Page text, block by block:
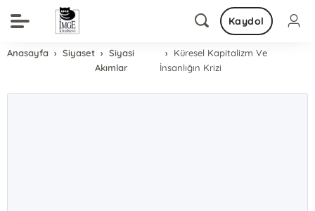
Kaydol
Anasayfa Siyaset
Siyasi
Akımlar
Küresel Kapitalizm Ve
İnsanlığın Krizi